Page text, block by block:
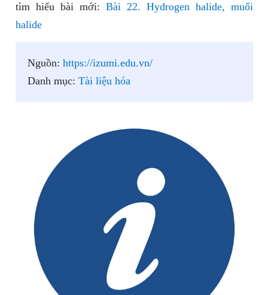
tìm hiểu bài mới: Bài 22. Hydrogen halide, muối
halide
Nguồn: https://izumi.edu.vn/
Danh mục: Tài liệu hóa